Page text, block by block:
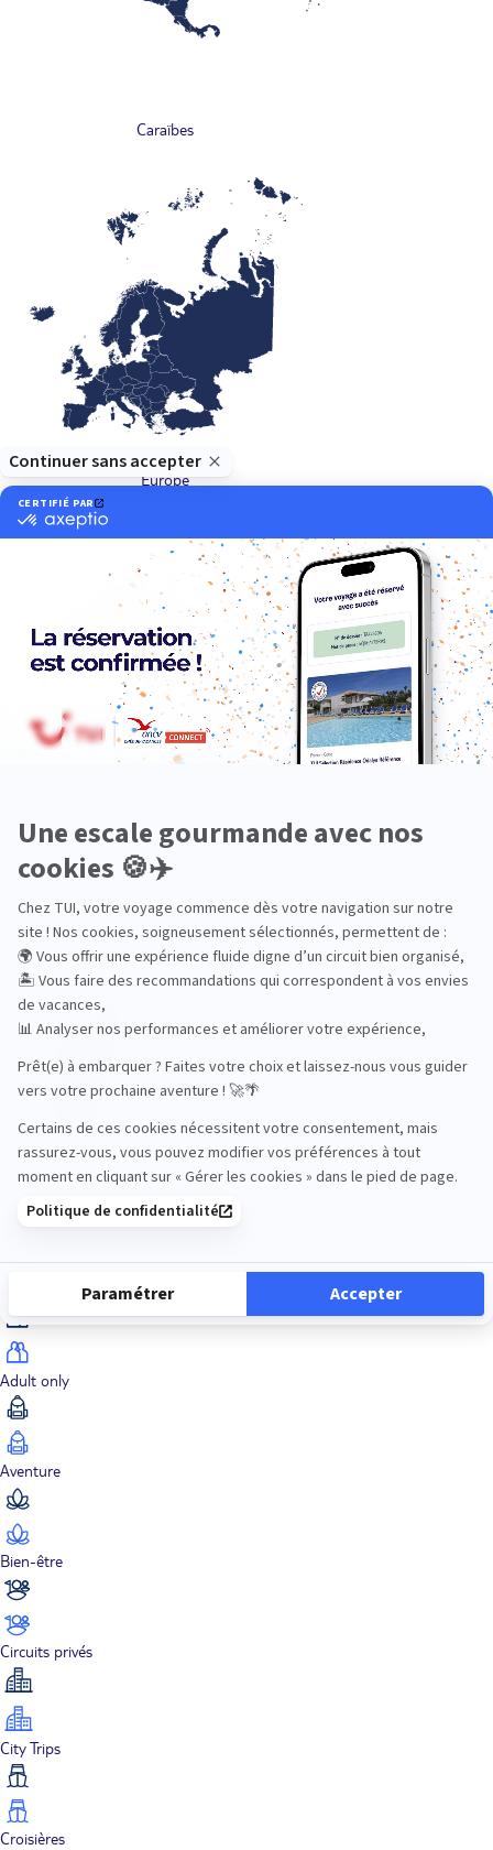
Caraïbes
Europe
Océanie
Océan Indien
Nos thématiques
Adult only
Aventure
Bien-être
Circuits privés
City Trips
Croisières